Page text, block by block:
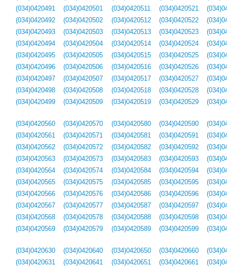
(034)0420491
(034)0420492
(034)0420493
(034)0420494
(034)0420495
(034)0420496
(034)0420497
(034)0420498
(034)0420499
(034)0420501
(034)0420502
(034)0420503
(034)0420504
(034)0420505
(034)0420506
(034)0420507
(034)0420508
(034)0420509
(034)0420511
(034)0420512
(034)0420513
(034)0420514
(034)0420515
(034)0420516
(034)0420517
(034)0420518
(034)0420519
(034)0420521
(034)0420522
(034)0420523
(034)0420524
(034)0420525
(034)0420526
(034)0420527
(034)0420528
(034)0420529
(034)0420560
(034)0420561
(034)0420562
(034)0420563
(034)0420564
(034)0420565
(034)0420566
(034)0420567
(034)0420568
(034)0420569
(034)0420570
(034)0420571
(034)0420572
(034)0420573
(034)0420574
(034)0420575
(034)0420576
(034)0420577
(034)0420578
(034)0420579
(034)0420580
(034)0420581
(034)0420582
(034)0420583
(034)0420584
(034)0420585
(034)0420586
(034)0420587
(034)0420588
(034)0420589
(034)0420590
(034)0420591
(034)0420592
(034)0420593
(034)0420594
(034)0420595
(034)0420596
(034)0420597
(034)0420598
(034)0420599
(034)0420630
(034)0420631
(034)0420640
(034)0420641
(034)0420650
(034)0420651
(034)0420660
(034)0420661